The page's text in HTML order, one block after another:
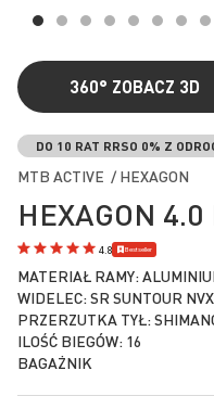
360° ZOBACZ 3D
na
galerii
HEXAGON 4.0
4.8 Bestseller
DO 10 RAT RRSO 0% Z
MTB ACTIVE / HEXAGON
MATERIAŁ RAMY:
WIDELEC: SR SUNTOUR
PRZERZUTKA TYŁ:
ILOŚĆ BIEGÓW: 16
BAGAŻNIK